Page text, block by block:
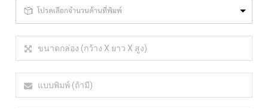
โปรดเลือกจำนวนด้านที่พิมพ์